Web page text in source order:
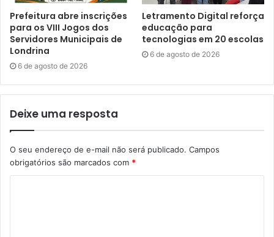
Gostei
Etiquetas Atenção Básica obras Odontologia
reformas
saúde
secretaria de obras secretaria de saúde SMOP
unidade básica de Saúde
Prefeitura abre inscrições
para os VIII Jogos dos
Servidores Municipais de
Londrina
6 de agosto de 2026
Letramento Digital reforça
educação para
tecnologias em 20 escolas
6 de agosto de 2026
Deixe uma resposta
O seu endereço de e-mail não será publicado. Campos
obrigatórios são marcados com *